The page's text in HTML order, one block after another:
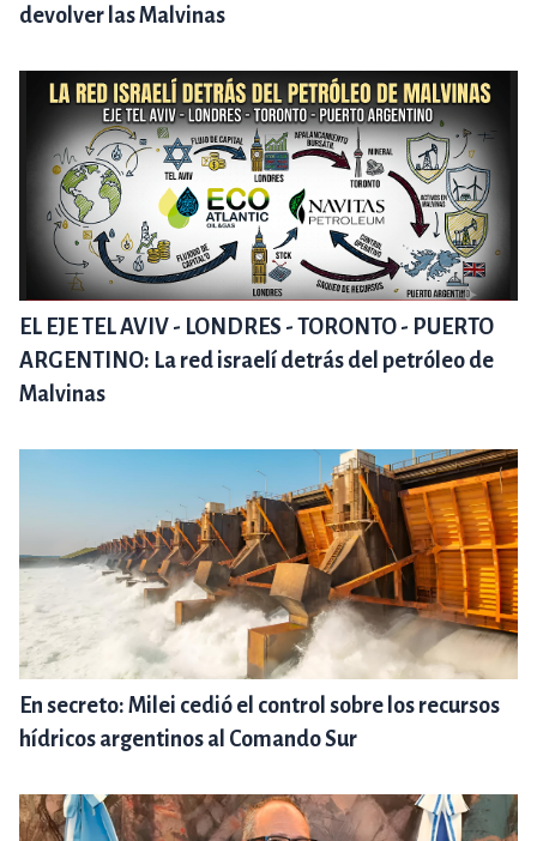
devolver las Malvinas
EL EJE TEL AVIV - LONDRES - TORONTO - PUERTO
ARGENTINO: La red israelí detrás del petróleo de
Malvinas
En secreto: Milei cedió el control sobre los recursos
hídricos argentinos al Comando Sur